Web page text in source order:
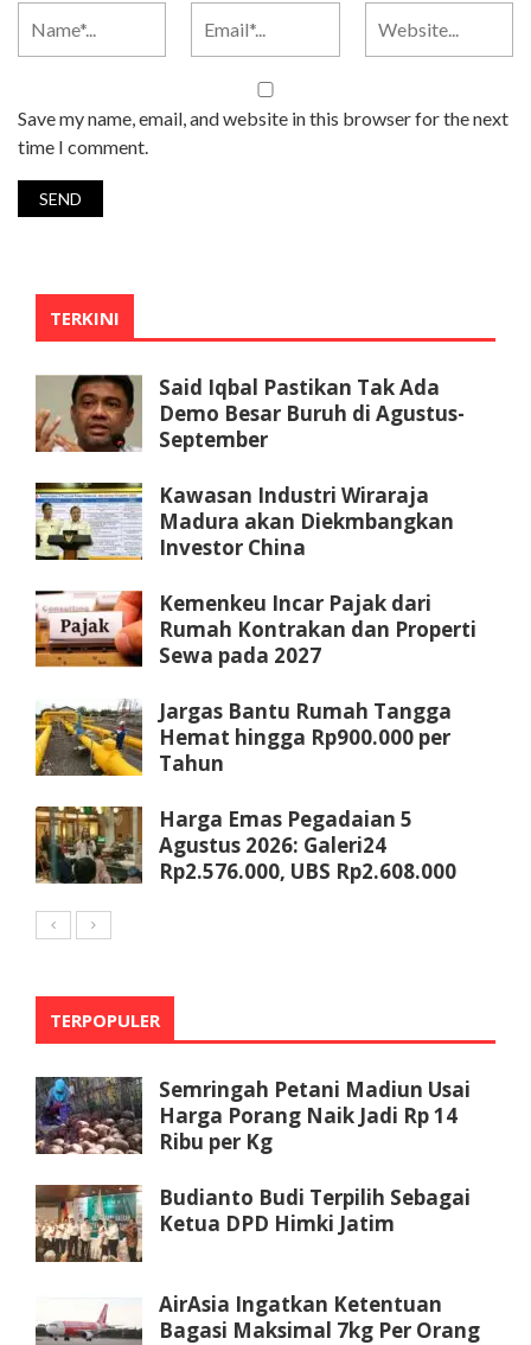
Save my name, email, and website in this browser for the next
time I comment.
TERKINI
Said Iqbal Pastikan Tak Ada
Demo Besar Buruh di Agustus-
September
Kawasan Industri Wiraraja
Madura akan Diekmbangkan
Investor China
Kemenkeu Incar Pajak dari
Rumah Kontrakan dan Properti
Sewa pada 2027
Jargas Bantu Rumah Tangga
Hemat hingga Rp900.000 per
Tahun
Harga Emas Pegadaian 5
Agustus 2026: Galeri24
Rp2.576.000, UBS Rp2.608.000
TERPOPULER
Semringah Petani Madiun Usai
Harga Porang Naik Jadi Rp 14
Ribu per Kg
Budianto Budi Terpilih Sebagai
Ketua DPD Himki Jatim
AirAsia Ingatkan Ketentuan
Bagasi Maksimal 7kg Per Orang